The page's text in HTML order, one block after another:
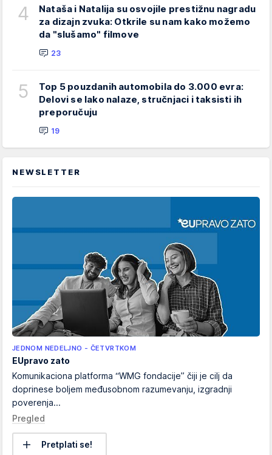
4
Nataša i Natalija su osvojile prestižnu nagradu
za dizajn zvuka: Otkrile su nam kako možemo
da "slušamo" filmove
23
5
Top 5 pouzdanih automobila do 3.000 evra:
Delovi se lako nalaze, stručnjaci i taksisti ih
preporučuju
19
NEWSLETTER
JEDNOM NEDELJNO - ČETVRTKOM
EUpravo zato
Komunikaciona platforma “WMG fondacije” čiji je cilj da
doprinese boljem međusobnom razumevanju, izgradnji
poverenja...
Pregled
Pretplati se!